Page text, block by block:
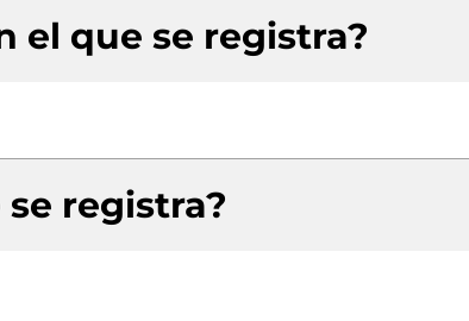
el que se registra?
registra?